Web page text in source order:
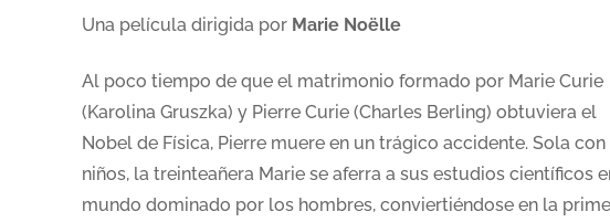
Una película dirigida por Marie Noëlle
Al poco tiempo de que el matrimonio formado por Marie Curie
(Karolina Gruszka) y Pierre Curie (Charles Berling) obtuviera el
Nobel de Física, Pierre muere en un trágico accidente. Sola con
niños, la treinteañera Marie se aferra a sus estudios científicos
mundo dominado por los hombres, conviertiéndose en la